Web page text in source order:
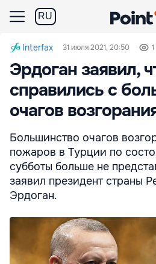
RU
Interfax 31 июля 2021, 20:50
Эрдоган заявил,
справились с
очагов
Большинство очагов
пожаров в Турции по
субботы больше не
заявил президент страны
Эрдоган.